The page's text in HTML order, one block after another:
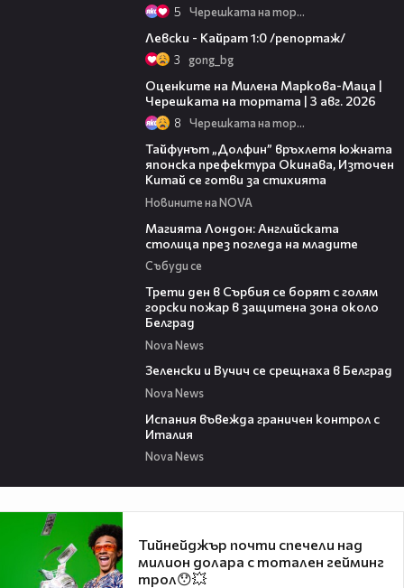
5 Черешката на тортата
Левски - Кайрат 1:0 /репортаж/
3 gong_bg
Оценките на Милена Маркова-Маца |
Черешката на тортата | 3 авг. 2026
8 Черешката на тортата
Тайфунът „Долфин” връхлетя южната
японска префектура Окинава, Източен
Китай се готви за стихията
Новините на NOVA
Магията Лондон: Английската
столица през погледа на младите
Събуди се
Трети ден в Сърбия се борят с голям
горски пожар в защитена зона около
Белград
Nova News
Зеленски и Вучич се срещнаха в Белград
Nova News
Испания въвежда граничен контрол с
Италия
Nova News
Тийнейджър почти спечели над
милион долара с тотален гейминг
трол😯💥